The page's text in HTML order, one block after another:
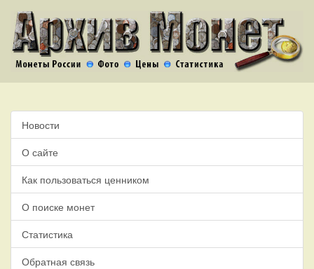
Новости
О сайте
Как пользоваться ценником
О поиске монет
Статистика
Обратная связь